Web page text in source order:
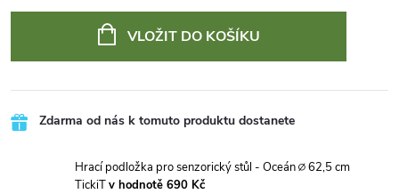
VLOŽIT DO KOŠÍKU
Zdarma od nás k tomuto produktu dostanete
Hrací podložka pro senzorický stůl - Oceán ∅ 62,5 cm
TickiTv hodnotě 690 Kč